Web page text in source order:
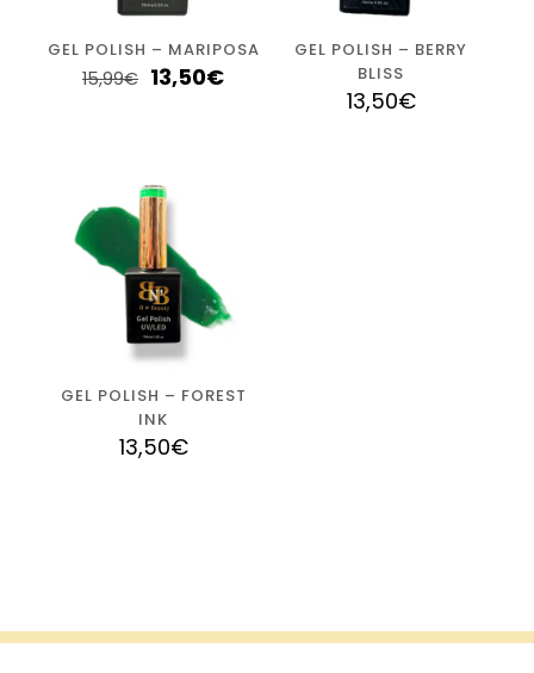
GEL POLISH – MARIPOSA
15,99€ 13,50€
GEL POLISH – BERRY
BLISS
13,50€
GEL POLISH – FOREST
INK
13,50€